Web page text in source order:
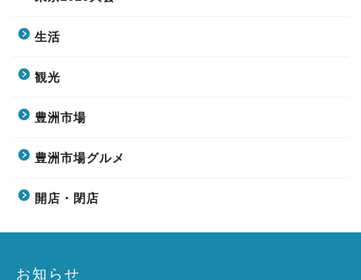
生活
観光
豊洲市場
豊洲市場グルメ
開店・閉店
お知らせ